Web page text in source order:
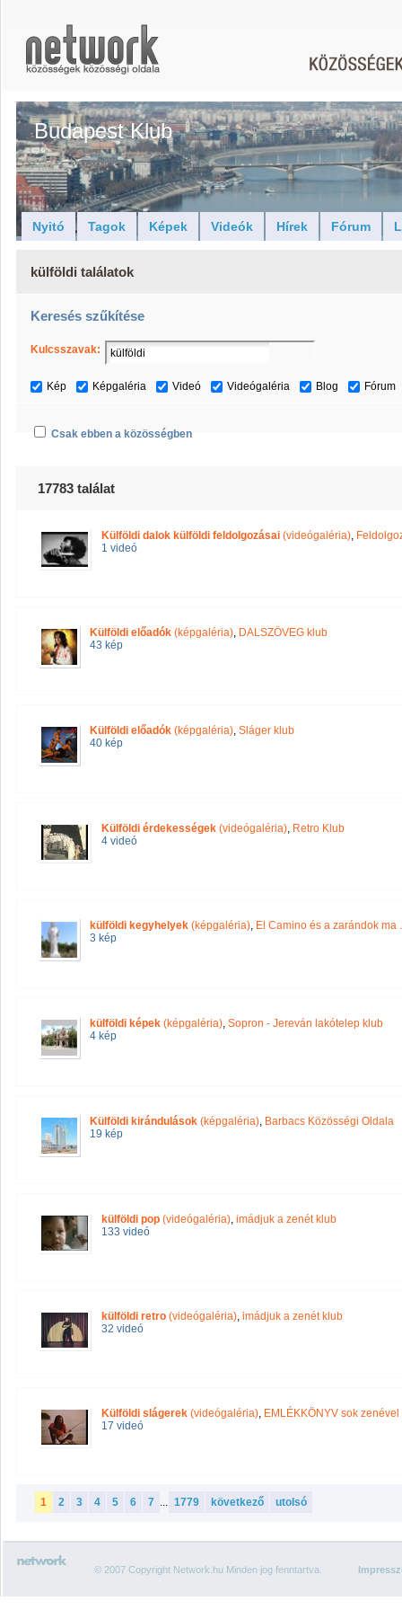
Budapest Klub
Nyitó Tagok Képek Videók Hírek Fórum
külföldi találatok
Keresés szűkítése
Kulcsszavak:
Kép Képgaléria Videó Videógaléria Blog Fórum
Csak ebben a közösségben
17783 találat
Külföldi dalok külföldi feldolgozásai (videógaléria),
1 videó
Külföldi előadók (képgaléria), DALSZÖVEG klub
43 kép
Külföldi előadók (képgaléria), Sláger klub
40 kép
Külföldi érdekességek (videógaléria), Retro Klub
4 videó
külföldi kegyhelyek (képgaléria), El Camino és a zarándok ma .
3 kép
külföldi képek (képgaléria), Sopron - Jereván lakótelep klub
4 kép
Külföldi kirándulások (képgaléria), Barbacs Közösségi Oldala
19 kép
külföldi pop (videógaléria), imádjuk a zenét klub
133 videó
külföldi retro (videógaléria), imádjuk a zenét klub
32 videó
Külföldi slágerek (videógaléria), EMLÉKKÖNYV sok
17 videó
1 2 3 4 5 6 7 ... 1779 következő utolsó
© 2007 Copyright Network.hu Minden jog fenntartva.